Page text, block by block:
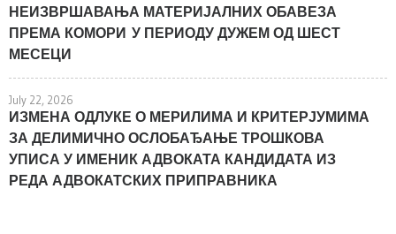
НЕИЗВРШАВАЊА МАТЕРИЈАЛНИХ ОБАВЕЗА
ПРЕМА КОМОРИ У ПЕРИОДУ ДУЖЕМ ОД ШЕСТ
МЕСЕЦИ
July 22, 2026
ИЗМЕНА ОДЛУКЕ О МЕРИЛИМА И КРИТЕРЈУМИМА
ЗА ДЕЛИМИЧНО ОСЛОБАЂАЊЕ ТРОШКОВА
УПИСА У ИМЕНИК АДВОКАТА КАНДИДАТА ИЗ
РЕДА АДВОКАТСКИХ ПРИПРАВНИКА